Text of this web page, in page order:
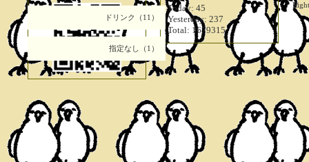
ドリンク（11）
指定なし（1）
Today: 45
Yesterday: 237
Total: 1679315